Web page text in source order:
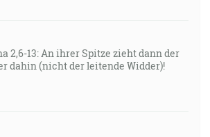
2,6-13: An ihrer Spitze zieht dann der
dahin (nicht der leitende Widder)!